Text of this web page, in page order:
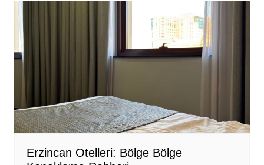
Erzincan Otelleri: Bölge Bölge